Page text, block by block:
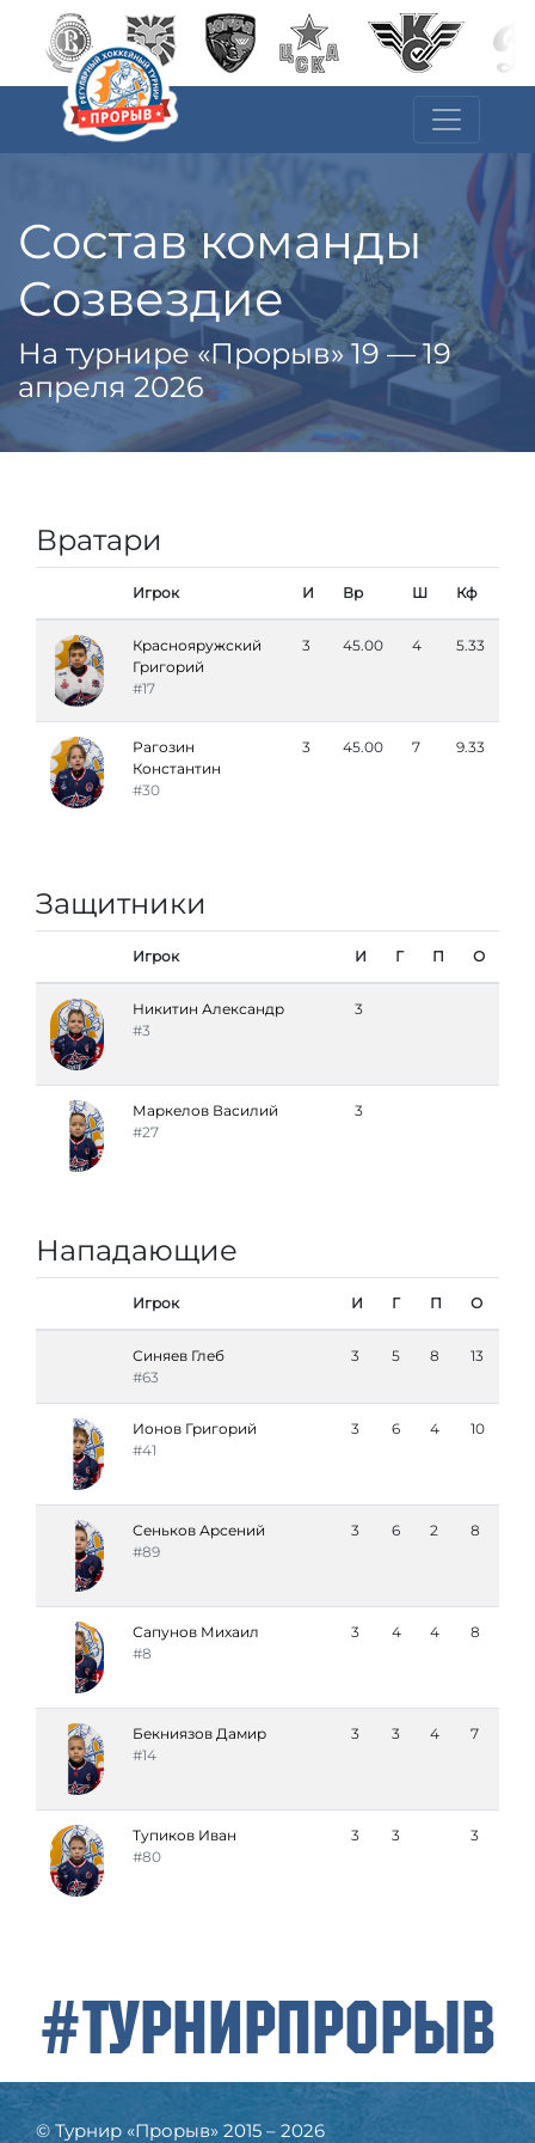
Состав команды
Созвездие
На турнире «Прорыв» 19 — 19
апреля 2026
Вратари
Игрок И Вр Ш Кф
Краснояружский
Григорий
#17
3 45.00 4 5.33
Рагозин
Константин
#30
3 45.00 7 9.33
Защитники
Игрок И Г П О
Никитин Александр
#3
3
Маркелов Василий
#27
3
Нападающие
Игрок И Г П О
Синяев Глеб
#63
3 5 8 13
Ионов Григорий
#41
3 6 4 10
Сеньков Арсений
#89
3 6 2 8
Сапунов Михаил
#8
3 4 4 8
Бекниязов Дамир
#14
3 3 4 7
Тупиков Иван
#80
3 3 3
#ТурнирПрорыв
© Турнир «Прорыв» 2015 – 2026